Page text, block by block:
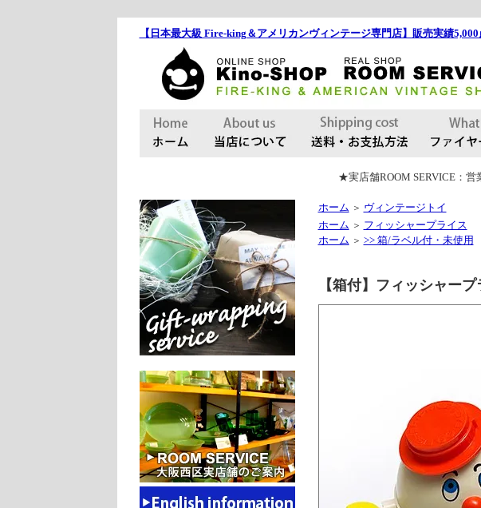
【日本最大級 Fire-king＆アメリカンヴィンテージ専門店】販売実績
★実店舗ROOM SERVICE：
ホーム ＞ ヴィンテージトイ
ホーム ＞ フィッシャープライス
ホーム ＞ >> 箱/ラベル付・未使用
【箱付】フィッシャー